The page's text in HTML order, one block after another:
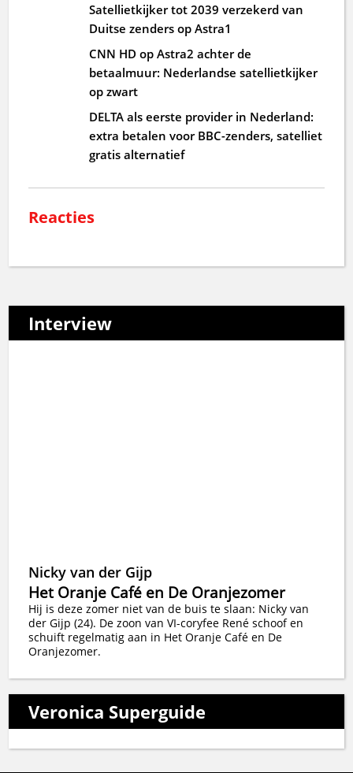
Satellietkijker tot 2039 verzekerd van
Duitse zenders op Astra1
CNN HD op Astra2 achter de
betaalmuur: Nederlandse satellietkijker
op zwart
DELTA als eerste provider in Nederland:
extra betalen voor BBC-zenders, satelliet
gratis alternatief
Reacties
Interview
Nicky van der Gijp
Het Oranje Café en De Oranjezomer
Hij is deze zomer niet van de buis te slaan: Nicky van
der Gijp (24). De zoon van VI-coryfee René schoof en
schuift regelmatig aan in Het Oranje Café en De
Oranjezomer.
Veronica Superguide